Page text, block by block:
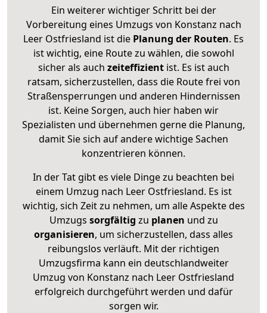
Ein weiterer wichtiger Schritt bei der
Vorbereitung eines Umzugs von Konstanz nach
Leer Ostfriesland ist die Planung der Routen. Es
ist wichtig, eine Route zu wählen, die sowohl
sicher als auch zeiteffizientist. Es ist auch
ratsam, sicherzustellen, dass die Route frei von
Straßensperrungen und anderen Hindernissen
ist. Keine Sorgen, auch hier haben wir
Spezialisten und übernehmen gerne die Planung,
damit Sie sich auf andere wichtige Sachen
konzentrieren können.
In der Tat gibt es viele Dinge zu beachten bei
einem Umzug nach Leer Ostfriesland. Es ist
wichtig, sich Zeit zu nehmen, um alle Aspekte des
Umzugs sorgfältig zu planen und zu
organisieren, um sicherzustellen, dass alles
reibungslos verläuft. Mit der richtigen
Umzugsfirma kann ein deutschlandweiter
Umzug von Konstanz nach Leer Ostfriesland
erfolgreich durchgeführt werden und dafür
sorgen wir.